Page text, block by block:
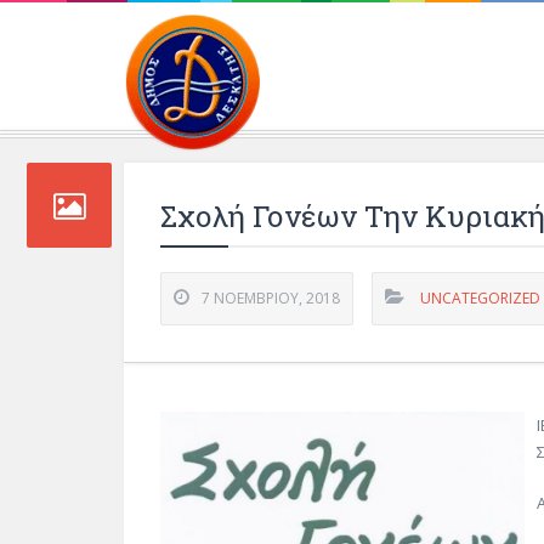
Σχολή Γονέων Την
7 ΝΟΕΜΒΡΊΟΥ, 2018 UNCATEGORIZED